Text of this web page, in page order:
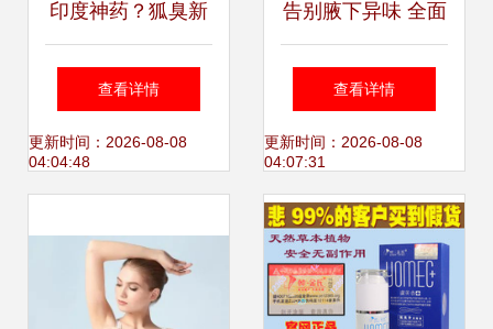
印度神药？狐臭新
解还是营销噱头？
科学看待异味困扰
查看详情
更新时间：2026-08-08
04:04:48
告别腋下异味 全面
了解狐臭治疗方法
与生活注意事项
查看详情
更新时间：2026-08-08
04:07:31